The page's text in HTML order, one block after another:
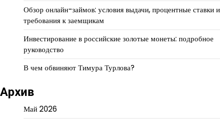
Обзор онлайн-займов: условия выдачи, процентные ставки и
требования к заемщикам
Инвестирование в российские золотые монеты: подробное
руководство
В чем обвиняют Тимура Турлова?
Архив
Май 2026